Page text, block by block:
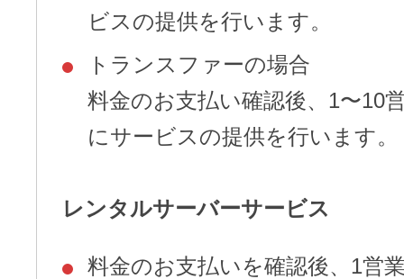
ビスの提供を行います。
トランスファーの場合
料金のお支払い確認後、1〜10
にサービスの提供を行います。
レンタルサーバーサービス
料金のお支払いを確認後、1営